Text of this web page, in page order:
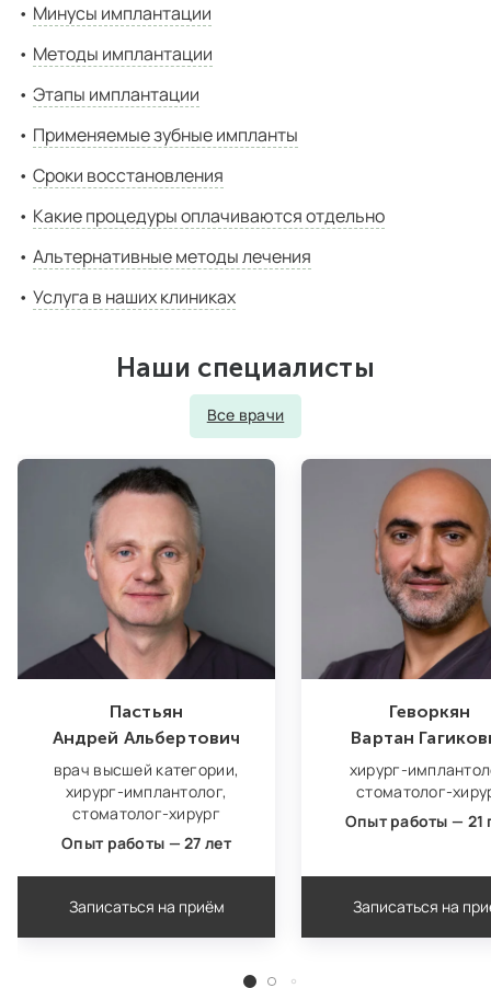
Минусы имплантации
Методы имплантации
Этапы имплантации
Применяемые зубные импланты
Сроки восстановления
Какие процедуры оплачиваются отдельно
Альтернативные методы лечения
Услуга в наших клиниках
Наши специалисты
Все врачи
Пастьян
Андрей Альбертович
врач высшей категории,
хирург‑имплантолог,
стоматолог‑хирург
Опыт работы — 27 лет
Записаться на приём
Геворкян
Вартан
Опыт работы — 21
Записаться на